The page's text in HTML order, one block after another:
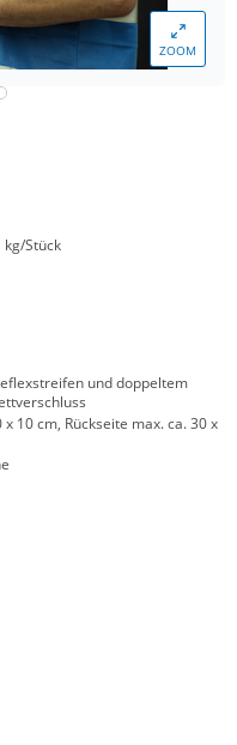
ZOOM
10,99 €*
kg/Stück
und doppeltem
10 cm, Rückseite max. ca. 30 x